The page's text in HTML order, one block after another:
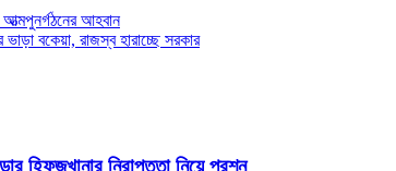
আহবান
বকেয়া, রাজস্ব হারাচ্ছে সরকার
হিফজখানার নিরাপত্তা নিয়ে প্রশ্ন